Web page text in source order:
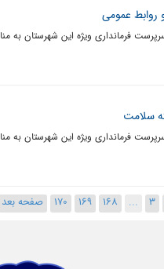
روابط عمومی
فرمانداری ویژه این شهرستان به
سلامت
فرمانداری ویژه این شهرستان به
3
...
168
169
170 صفحه بعد